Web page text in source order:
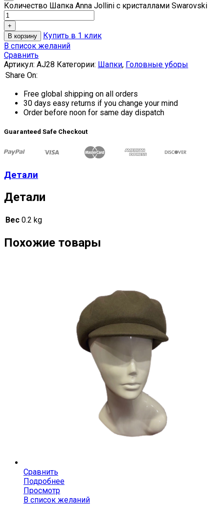
Количество Шапка Anna Jollini с кристаллами Swarovski
В корзину
Купить в 1 клик
В список желаний
Сравнить
Артикул: AJ28 Категории: Шапки, Головные уборы
Share On:
Free global shipping on all orders
30 days easy returns if you change your mind
Order before noon for same day dispatch
Guaranteed Safe Checkout
Детали
Детали
Вес 0.2 kg
Похожие товары
Сравнить
Подробнее
Просмотр
В список желаний